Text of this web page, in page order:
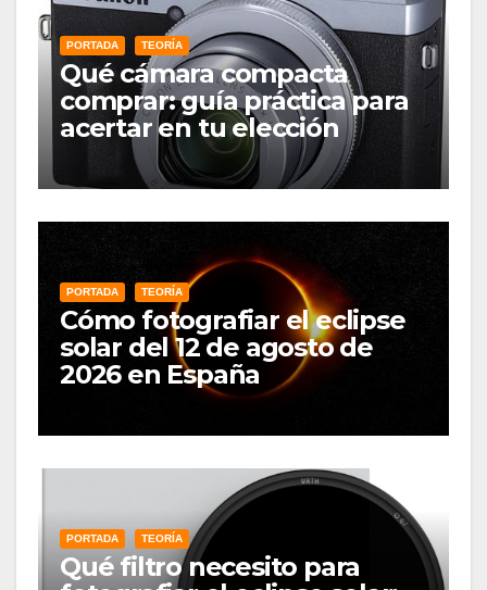
PORTADA TEORÍA
Qué cámara compacta
comprar: guía práctica para
acertar en tu elección
PORTADA TEORÍA
Cómo fotografiar el eclipse
solar del 12 de agosto de
2026 en España
PORTADA TEORÍA
Qué filtro necesito para